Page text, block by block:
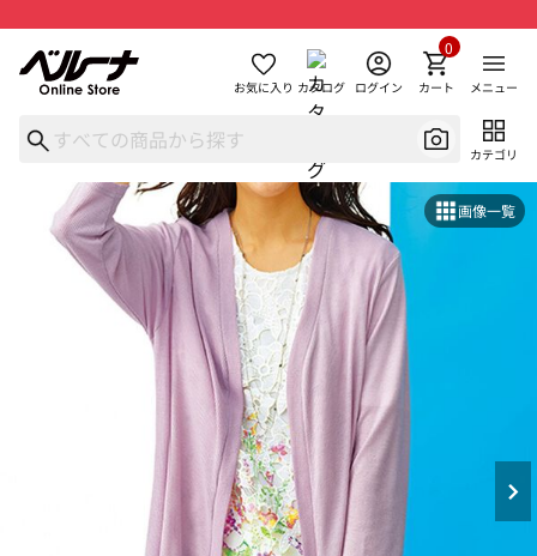
お気に入り カタログ ログイン カート
0
メニュー
カテゴリ
画像一覧